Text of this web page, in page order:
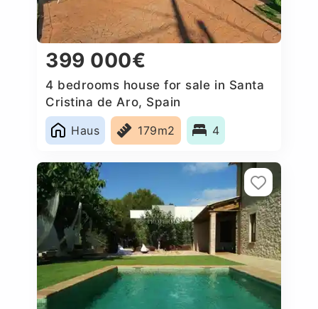
399 000€
4 bedrooms house for sale in Santa
Cristina de Aro, Spain
Haus
179m2 4